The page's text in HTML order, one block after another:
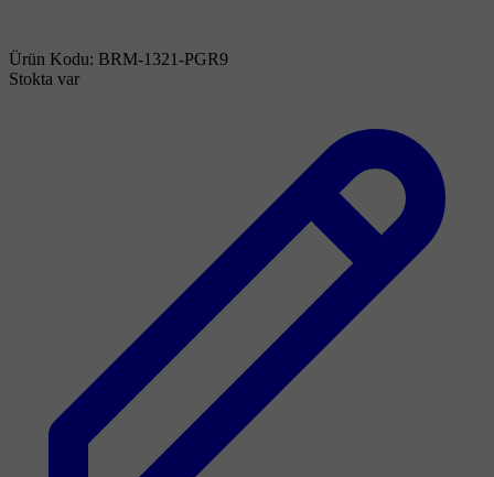
Ürün Kodu: BRM-1321-PGR9
Stokta var